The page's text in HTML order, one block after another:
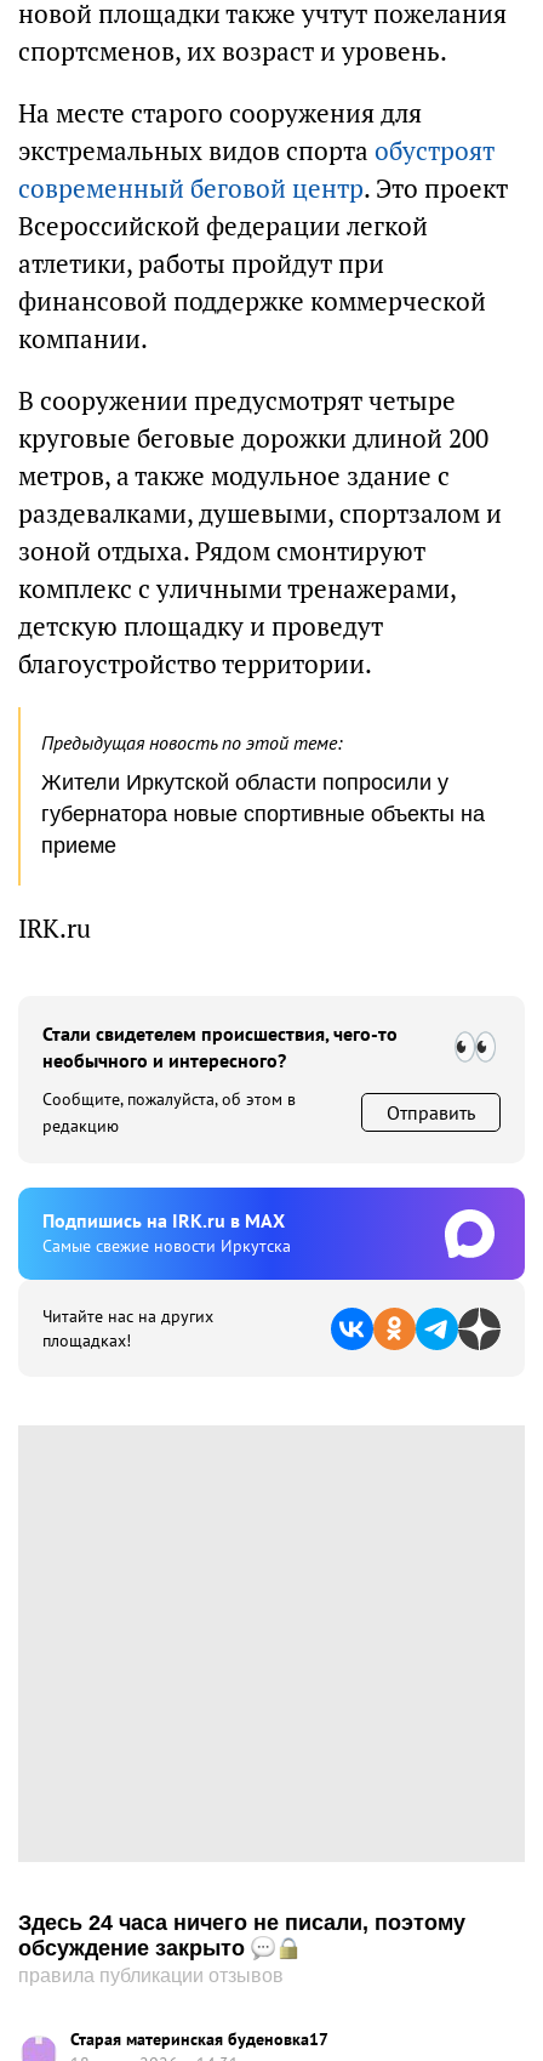
новой площадки также учтут пожелания
спортсменов, их возраст и уровень.
На месте старого сооружения для
экстремальных видов спорта обустроят
современный беговой центр. Это проект
Всероссийской федерации легкой
атлетики, работы пройдут при
финансовой поддержке коммерческой
компании.
В сооружении предусмотрят четыре
круговые беговые дорожки длиной 200
метров, а также модульное здание с
раздевалками, душевыми, спортзалом и
зоной отдыха. Рядом смонтируют
комплекс с уличными тренажерами,
детскую площадку и проведут
благоустройство территории.
Предыдущая новость по этой теме:
Жители Иркутской области попросили у
губернатора новые спортивные объекты на
приеме
IRK.ru
Стали свидетелем происшествия, чего-то
необычного и интересного?
Сообщите, пожалуйста, об этом в
редакцию
Отправить
Подпишиcь на IRK.ru в MAX
Cамые свежие новости Иркутска
Читайте нас на других
площадках!
Здесь 24 часа ничего не писали, поэтому
обсуждение закрыто
правила публикации отзывов
Старая материнская буденовка17